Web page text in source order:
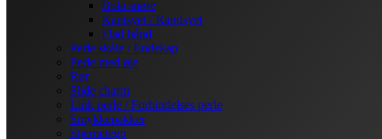
Bola snøre
Kantsyet / Randsyet
Flad bånd
Perle skåle / Endekap
Perle med øje
Rør
Slide charm
Link perle / Forbindelses perle
Smykkepakker
Stjernetegn